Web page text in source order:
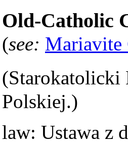
Old-Catholic
(see: Mariavite
Polskiej.)
law: Ustawa z